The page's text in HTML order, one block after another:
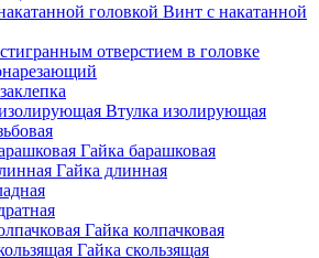
Винт с накатанной
отверстием в головке
Втулка изолирующая
Гайка барашковая
Гайка длинная
Гайка колпачковая
Гайка скользящая